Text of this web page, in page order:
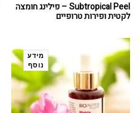
Subtropical Peel – פילינג חומצה
לקטית ופירות טרופיים
מידע
נוסף